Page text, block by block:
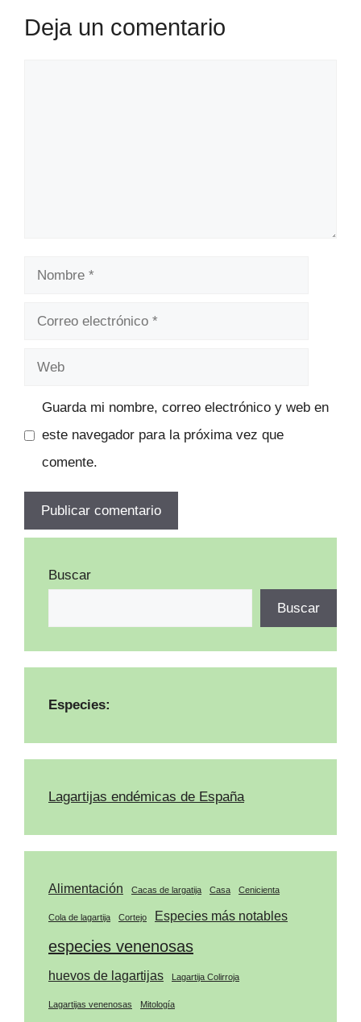
Deja un comentario
Nombre
Correo
Web
Guarda mi nombre, correo electrónico y web en
este navegador para la próxima vez que
comente.
Buscar
Buscar
Especies:
Lagartijas endémicas de España
Alimentación Cacas de largatija Casa Cenicienta
Cola de lagartija Cortejo Especies más notables
especies venenosas
huevos de lagartijas Lagartija Colirroja
Lagartijas venenosas Mitología